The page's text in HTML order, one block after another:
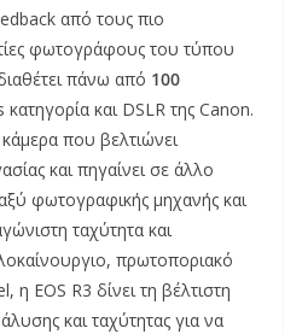
από τους πιο
φωτογράφους του τύπου
πάνω από 100
και DSLR της Canon.
που βελτιώνει
και πηγαίνει σε άλλο
φωτογραφικής μηχανής και
ταχύτητα και
πρωτοποριακό
η EOS R3 δίνει τη βέλτιστη
και ταχύτητας για να